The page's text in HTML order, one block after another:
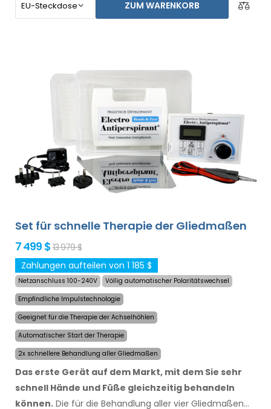
Sprache vor.
ZUM WARENKORB
Set für schnelle Therapie der Gliedmaßen
7 499 $ 13 979 $
Zahlungen aufteilen von 1 185 $
Netzanschluss 100-240V
Völlig automatischer Polaritätswechsel
Empfindliche Impulstechnologie
Geeignet für die Therapie der Achselhöhlen
Automatischer Start der Therapie
2x schnellere Behandlung aller Gliedmaßen
Das erste Gerät auf dem Markt, mit dem Sie sehr
schnell Hände und Füße gleichzeitig behandeln
können. Die für die Behandlung aller vier Gliedmaßen